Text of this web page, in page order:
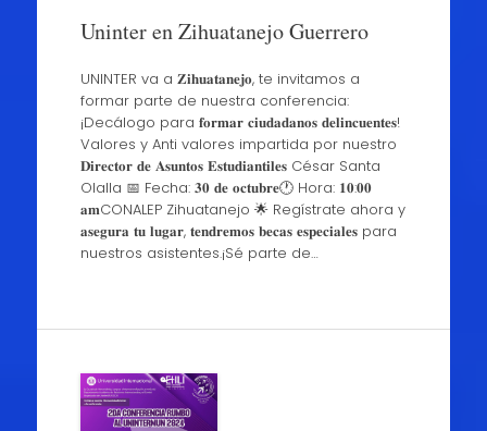
Uninter en Zihuatanejo Guerrero
UNINTER va a 𝐙𝐢𝐡𝐮𝐚𝐭𝐚𝐧𝐞𝐣𝐨, te invitamos a
formar parte de nuestra conferencia:
¡Decálogo para 𝐟𝐨𝐫𝐦𝐚𝐫 𝐜𝐢𝐮𝐝𝐚𝐝𝐚𝐧𝐨𝐬 𝐝𝐞𝐥𝐢𝐧𝐜𝐮𝐞𝐧𝐭𝐞𝐬!
Valores y Anti valores impartida por nuestro
𝐃𝐢𝐫𝐞𝐜𝐭𝐨𝐫 𝐝𝐞 𝐀𝐬𝐮𝐧𝐭𝐨𝐬 𝐄𝐬𝐭𝐮𝐝𝐢𝐚𝐧𝐭𝐢𝐥𝐞𝐬 César Santa
Olalla 📅 Fecha: 𝟑𝟎 𝐝𝐞 𝐨𝐜𝐭𝐮𝐛𝐫𝐞🕐 Hora: 𝟏𝟎:𝟎𝟎
𝐚𝐦CONALEP Zihuatanejo 🌟 Regístrate ahora y
𝐚𝐬𝐞𝐠𝐮𝐫𝐚 𝐭𝐮 𝐥𝐮𝐠𝐚𝐫, 𝐭𝐞𝐧𝐝𝐫𝐞𝐦𝐨𝐬 𝐛𝐞𝐜𝐚𝐬 𝐞𝐬𝐩𝐞𝐜𝐢𝐚𝐥𝐞𝐬 para
nuestros asistentes.¡Sé parte de…